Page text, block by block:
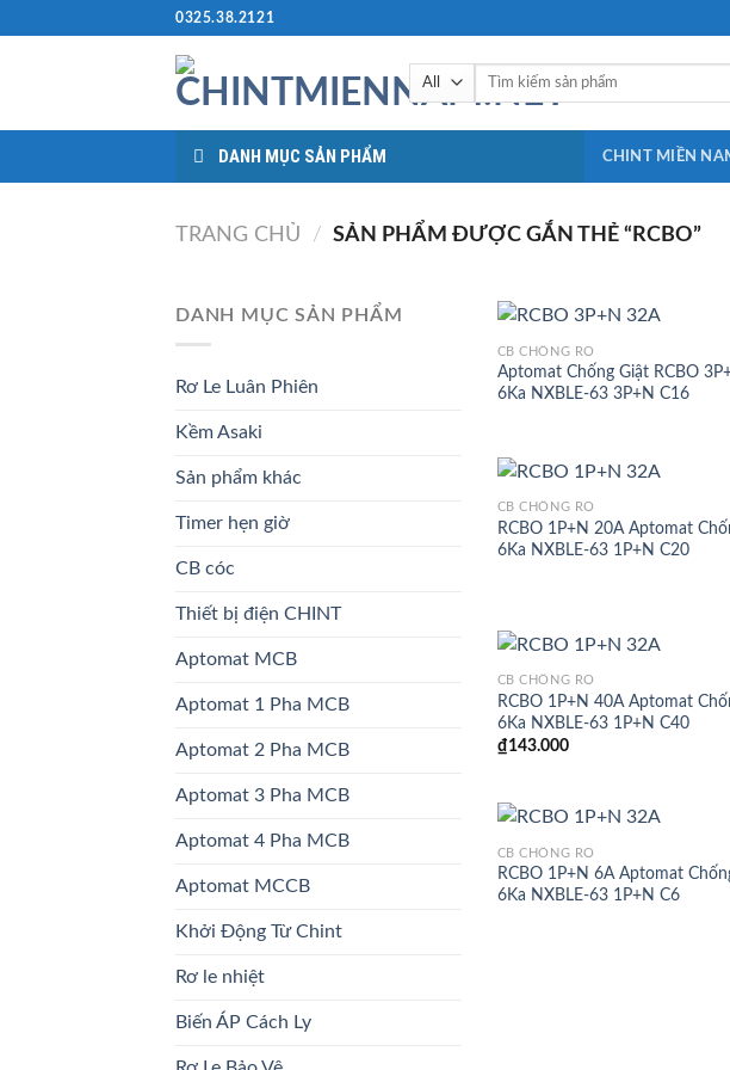
0325.38.2121
Tìm
DANH MỤC SẢN PHẨM CHINT MIỀN
TRANG CHỦ / SẢN PHẨM ĐƯỢC GẮN THẺ “RCBO”
DANH MỤC SẢN PHẨM
Rơ Le Luân Phiên
Kềm Asaki
Sản phẩm khác
Timer hẹn giờ
CB cóc
Thiết bị điện CHINT
Aptomat MCB
Aptomat 1 Pha MCB
Aptomat 2 Pha MCB
Aptomat 3 Pha MCB
Aptomat 4 Pha MCB
Aptomat MCCB
Khởi Động Từ Chint
Rơ le nhiệt
Biến ÁP Cách Ly
CB CHỐNG RÒ
Aptomat Chống Giật RCBO
6Ka NXBLE-63 3P+N C16
CB CHỐNG RÒ
RCBO 1P+N 20A Aptomat
6Ka NXBLE-63 1P+N C20
CB CHỐNG RÒ
RCBO 1P+N 40A Aptomat
6Ka NXBLE-63 1P+N C40
₫143.000
CB CHỐNG RÒ
RCBO 1P+N 6A Aptomat
6Ka NXBLE-63 1P+N C6